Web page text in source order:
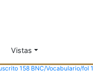
Vistas
158 BNC/Vocabulario/fol